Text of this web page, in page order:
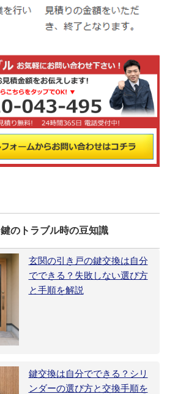
鍵のトラブル時の豆知識
玄関の引き戸の鍵交換は自分
でできる？失敗しない選び方
と手順を解説
鍵交換は自分でできる？シリ
ンダーの選び方と交換手順を